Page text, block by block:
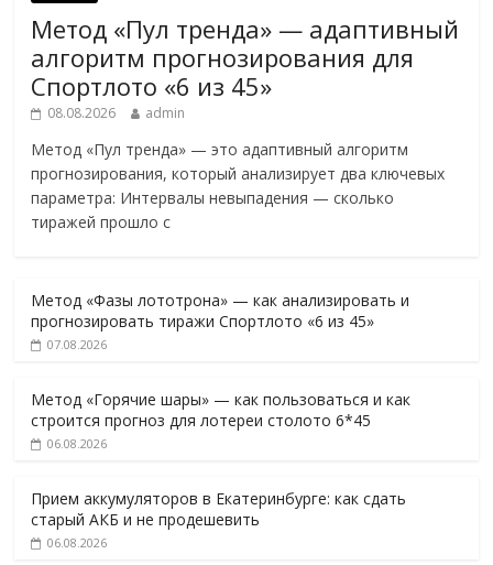
Метод «Пул тренда» — адаптивный
алгоритм прогнозирования для
Спортлото «6 из 45»
08.08.2026 admin
Метод «Пул тренда» — это адаптивный алгоритм
прогнозирования, который анализирует два ключевых
параметра: Интервалы невыпадения — сколько
тиражей прошло с
Метод «Фазы лототрона» — как анализировать и
прогнозировать тиражи Спортлото «6 из 45»
07.08.2026
Метод «Горячие шары» — как пользоваться и как
строится прогноз для лотереи столото 6*45
06.08.2026
Прием аккумуляторов в Екатеринбурге: как сдать
старый АКБ и не продешевить
06.08.2026